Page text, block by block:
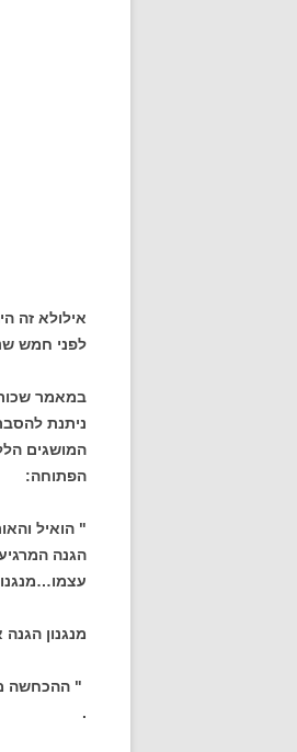
אילולא זה
לפני חמש
במאמר
ניתנת
המושגים
הפתוחה:
" הואיל
הגנה
מנגנון
" ההכחשה
.